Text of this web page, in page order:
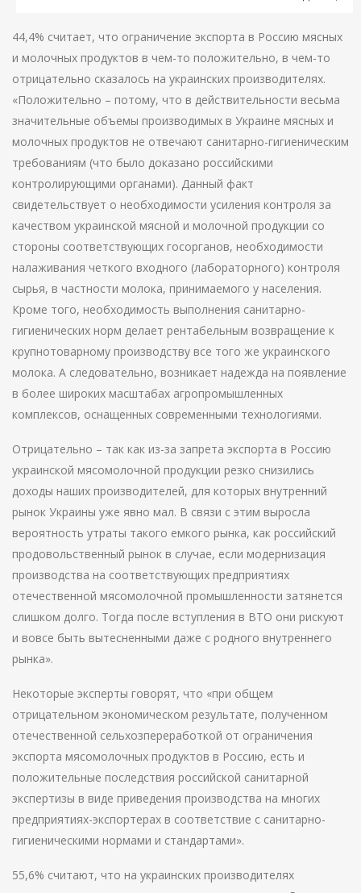
44,4% считает, что ограничение экспорта в Россию мясных
и молочных продуктов в чем-то положительно, в чем-то
отрицательно сказалось на украинских производителях.
«Положительно – потому, что в действительности весьма
значительные объемы производимых в Украине мясных и
молочных продуктов не отвечают санитарно-гигиеническим
требованиям (что было доказано российскими
контролирующими органами). Данный факт
свидетельствует о необходимости усиления контроля за
качеством украинской мясной и молочной продукции со
стороны соответствующих госорганов, необходимости
налаживания четкого входного (лабораторного) контроля
сырья, в частности молока, принимаемого у населения.
Кроме того, необходимость выполнения санитарно-
гигиенических норм делает рентабельным возвращение к
крупнотоварному производству все того же украинского
молока. А следовательно, возникает надежда на появление
в более широких масштабах агропромышленных
комплексов, оснащенных современными технологиями.
Отрицательно – так как из-за запрета экспорта в Россию
украинской мясомолочной продукции резко снизились
доходы наших производителей, для которых внутренний
рынок Украины уже явно мал. В связи с этим выросла
вероятность утраты такого емкого рынка, как российский
продовольственный рынок в случае, если модернизация
производства на соответствующих предприятиях
отечественной мясомолочной промышленности затянется
слишком долго. Тогда после вступления в ВТО они рискуют
и вовсе быть вытесненными даже с родного внутреннего
рынка».
Некоторые эксперты говорят, что «при общем
отрицательном экономическом результате, полученном
отечественной сельхозпереработкой от ограничения
экспорта мясомолочных продуктов в Россию, есть и
положительные последствия российской санитарной
экспертизы в виде приведения производства на многих
предприятиях-экспортерах в соответствие с санитарно-
гигиеническими нормами и стандартами».
55,6% считают, что на украинских производителях